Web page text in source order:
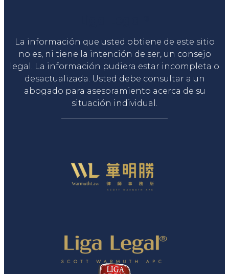
La información que usted obtiene de este sitio
no es, ni tiene la intención de ser, un consejo
legal. La información pudiera estar incompleta o
desactualizada. Usted debe consultar a un
abogado para asesoramiento acerca de su
situación individual.